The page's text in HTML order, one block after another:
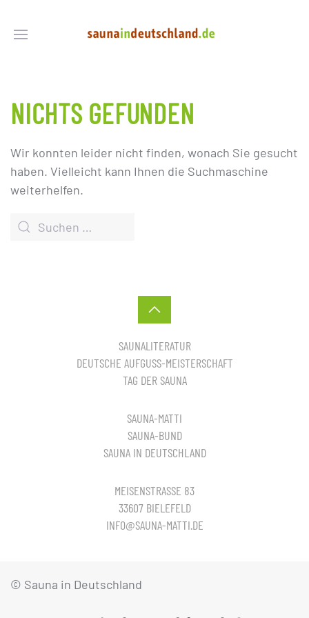
NICHTS GEFUNDEN
Wir konnten leider nicht finden, wonach Sie gesucht
haben. Vielleicht kann Ihnen die Suchmaschine
weiterhelfen.
SAUNALITERATUR
DEUTSCHE AUFGUSS-MEISTERSCHAFT
TAG DER SAUNA
SAUNA-MATTI
SAUNA-BUND
SAUNA IN DEUTSCHLAND
MEISENSTRASSE 83
33607 BIELEFELD
INFO@SAUNA-MATTI.DE
© Sauna in Deutschland